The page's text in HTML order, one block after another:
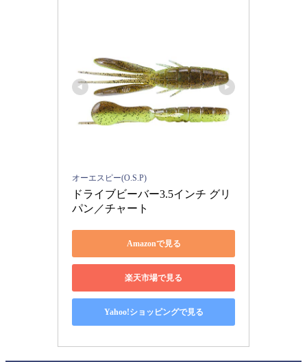
オーエスピー(O.S.P)
ドライブビーバー3.5インチ グリ
パン／チャート
Amazonで見る
楽天市場で見る
Yahoo!ショッピングで見る